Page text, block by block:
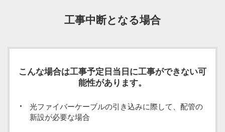
工事中断となる場合
こんな場合は工事予定日当日に工事ができない可
能性があります。
光ファイバーケーブルの引き込みに際して、配管の
新設が必要な場合